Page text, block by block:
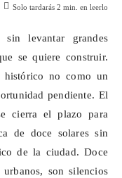
Solo tardarás 2 min. en leerlo
sin levantar grandes
se quiere construir.
histórico no como un
pendiente. El
cierra el plazo para
de doce solares sin
de la ciudad. Doce
son silencios